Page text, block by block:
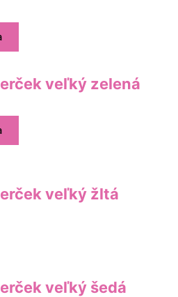
veľký zelená
veľký žltá
veľký šedá